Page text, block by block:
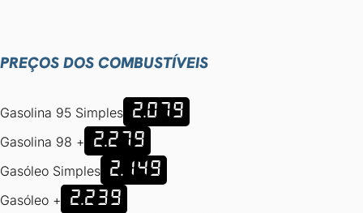
PREÇOS DOS COMBUSTÍVEIS
Gasolina 95 Simples 2.079
Gasolina 98 + 2.279
Gasóleo Simples 2.149
Gasóleo + 2.239